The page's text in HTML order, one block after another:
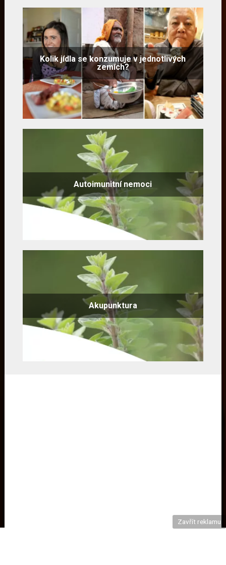
Kolik jídla se konzumuje v jednotlivých
zemích?
Autoimunitní nemoci
Akupunktura
Zavřít reklamu